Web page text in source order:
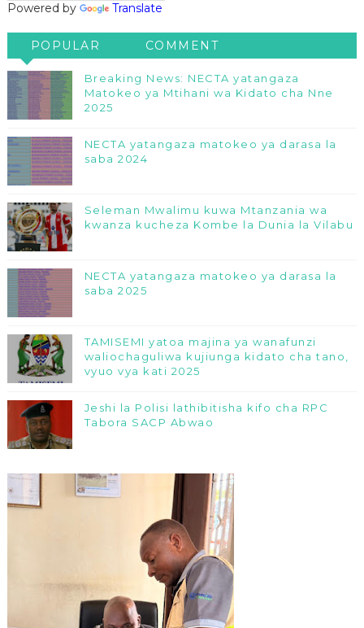
Powered by Translate
POPULAR COMMENT
Breaking News: NECTA yatangaza
Matokeo ya Mtihani wa Kidato cha Nne
2025
NECTA yatangaza matokeo ya darasa la
saba 2024
Seleman Mwalimu kuwa Mtanzania wa
kwanza kucheza Kombe la Dunia la Vilabu
NECTA yatangaza matokeo ya darasa la
saba 2025
TAMISEMI yatoa majina ya wanafunzi
waliochaguliwa kujiunga kidato cha tano,
vyuo vya kati 2025
Jeshi la Polisi lathibitisha kifo cha RPC
Tabora SACP Abwao